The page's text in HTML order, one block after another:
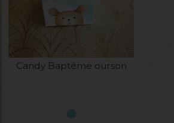
Candy Baptéme ourson